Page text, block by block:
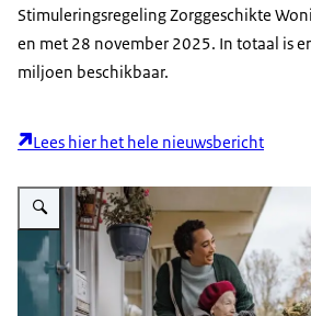
Stimuleringsregeling Zorggeschikte
en met 28 november 2025. In totaal is
miljoen beschikbaar.
Lees hier het hele nieuwsbericht
Vergroot afbeelding Iemand duwt een ander